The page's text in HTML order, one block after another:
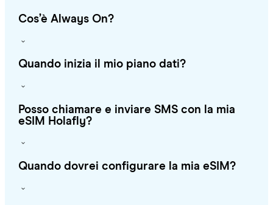
Cos’è Always On?
Quando inizia il mio piano dati?
Posso chiamare e inviare SMS con la mia
eSIM Holafly?
Quando dovrei configurare la mia eSIM?